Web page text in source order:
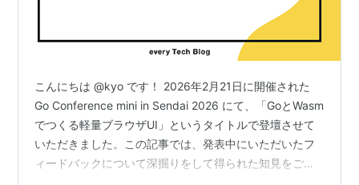
こんにちは @kyo です！ 2026年2月21日に開催された
Go Conference mini in Sendai 2026 にて、「GoとWasm
でつくる軽量ブラウザUI」というタイトルで登壇させて
いただきました。この記事では、発表中にいただいたフ
ィードバックについて深掘りをして得られた知見をご共